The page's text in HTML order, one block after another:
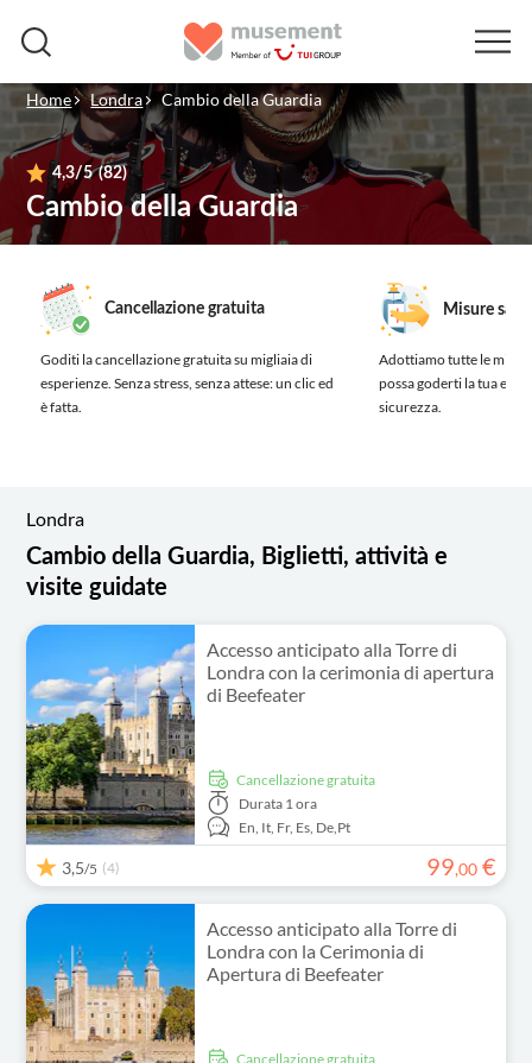
Home Londra Cambio della Guardia
4,3/5 (82)
Cambio della Guardia
Cancellazione gratuita
Goditi la cancellazione gratuita su migliaia di
esperienze. Senza stress, senza attese: un clic ed
è fatta.
Misure
Adottiamo tutte le
possa goderti la tua
sicurezza.
Londra
Cambio della Guardia, Biglietti, attività e
visite guidate
Accesso anticipato alla Torre di
Londra con la cerimonia di apertura
di Beefeater
Cancellazione gratuita
Durata 1 ora
En, It, Fr, Es, De,Pt
3,5/5 (4) 99,00 €
Accesso anticipato alla Torre di
Londra con la Cerimonia di
Apertura di Beefeater
Cancellazione gratuita